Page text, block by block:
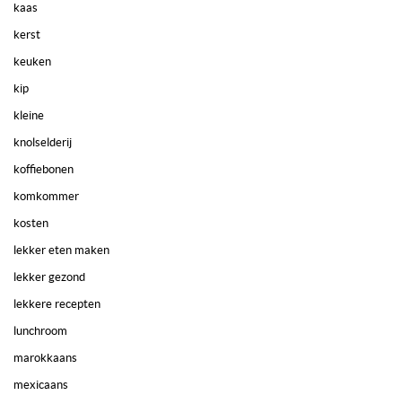
kaas
kerst
keuken
kip
kleine
knolselderij
koffiebonen
komkommer
kosten
lekker eten maken
lekker gezond
lekkere recepten
lunchroom
marokkaans
mexicaans